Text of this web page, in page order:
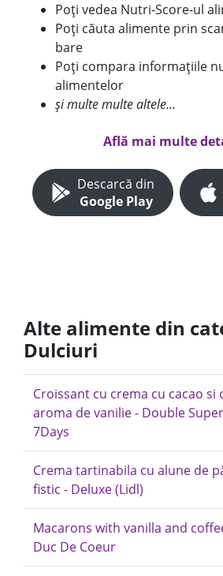
Poți vedea Nutri-Score-ul
Poți căuta alimente prin
bare
Poți compara informațiile
alimentelor
și multe multe altele...
Află mai multe
Descarcă din
Google Play
Alte alimente din
Dulciuri
Croissant cu crema cu cacao si
aroma de vanilie - Double
7Days
Crema tartinabila cu alune de
fistic - Deluxe (Lidl)
Macarons with vanilla and
Duc De Coeur